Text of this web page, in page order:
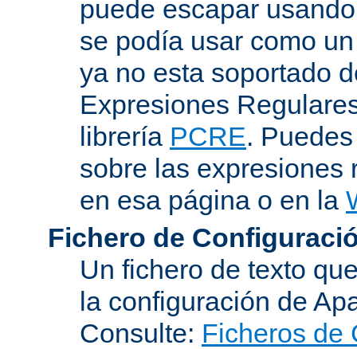
puede escapar
se podía usar como
ya no esta soportado
Expresiones
librería PCRE.
sobre las expresiones
en esa página o en la
Fichero de
Un fichero de texto
la configuración de
Consulte: Ficheros de